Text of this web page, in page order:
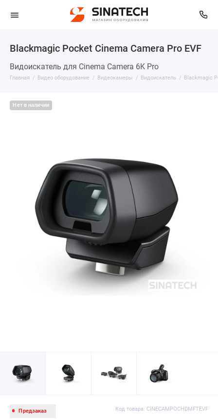
Blackmagic Pocket Cinema Camera Pro EVF
Видоискатель для Cinema Camera 6K Pro
Главная Видео оборудование Видеокамеры Видоискатель Blackmagic
Нет в наличии
Предзаказ Код товара: CINECAMPOCHDMFTEVF